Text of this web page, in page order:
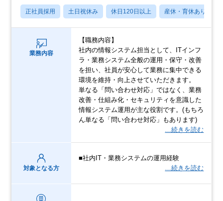
正社員採用 土日祝休み 休日120日以上 産休・育休あり
業務内容
【職務内容】
社内の情報システム担当として、ITインフ
ラ・業務システム全般の運用・保守・改善
を担い、社員が安心して業務に集中できる
環境を維持・向上させていただきます。
単なる「問い合わせ対応」ではなく、業務
改善・仕組み化・セキュリティを意識した
情報システム運用が主な役割です。(もちろ
ん単なる「問い合わせ対応」もあります)
…続きを読む
対象となる方
■社内IT・業務システムの運用経験
…続きを読む